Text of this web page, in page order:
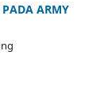
ARMY